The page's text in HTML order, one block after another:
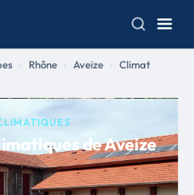
Rhône Aveize
Climat
de Aveize